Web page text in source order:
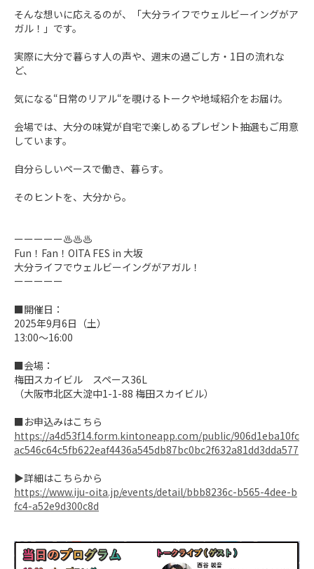
そんな想いに応えるのが、「大分ライフでウェルビーイングがア
ガル！」です。
実際に大分で暮らす人の声や、週末の過ごし方・1日の流れな
ど、
気になる“日常のリアル“を覗けるトークや地域紹介をお届け。
会場では、大分の味覚が自宅で楽しめるプレゼント抽選もご用意
しています。
自分らしいペースで働き、暮らす。
そのヒントを、大分から。
ーーーーー♨♨♨
Fun！Fan！OITA FES in 大坂
大分ライフでウェルビーイングがアガル！
ーーーーー
■開催日：
2025年9月6日（土）
13:00～16:00
■会場：
梅田スカイビル　スペース36L
（大阪市北区大淀中1-1-88 梅田スカイビル）
https://a4d53f14.form.kintoneapp.com/public/906d1eba10fc
ac546c64c5fb622eaf4436a545db87bc0bc2f632a81dd3dda577
https://www.iju-oita.jp/events/detail/bbb8236c-b565-4dee-b
fc4-a52e9d300c8d